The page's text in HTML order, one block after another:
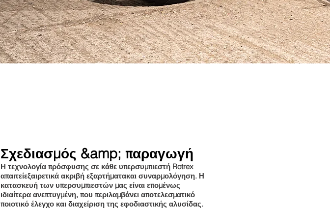
Σχεδιασμός &amp; παραγωγή
Η τεχνολογία πρόσφυσης σε κάθε υπερσυμπιεστή Rotrex
απαιτείεξαιρετικά ακριβή εξαρτήματακαι συναρμολόγηση. Η
κατασκευή των υπερσυμπιεστών μας είναι επομένως
ιδιαίτερα ανεπτυγμένη, που περιλαμβάνει αποτελεσματικό
ποιοτικό έλεγχο και διαχείριση της εφοδιαστικής αλυσίδας.